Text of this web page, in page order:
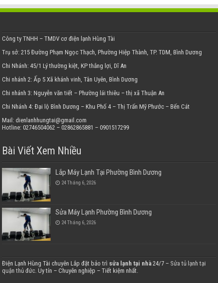
Công ty TNHH – TMDV cơ điện lạnh Hùng Tài
Trụ sở: 215 Đường Phạm Ngọc Thạch, Phường Hiệp Thành, TP. TDM, Bình Dương
Chi Nhánh: 45/1 Lý thường kiệt, KP thắng lợi, Dĩ An
Chi nhánh 2: Ấp 5 Xã khánh vinh, Tân Uyên, Bình Dương
Chi nhánh 3: Nguyễn văn tiết – Phường lái thiêu – thị xã Thuận An
Chi Nhánh 4: Đại lộ Bình Dương – Khu Phố 4 – Thị Trấn Mỹ Phước – Bến Cát
Mail: dienlanhhungtai@gmail.com
Hotline: 02746504062 – 02862865881 – 0901517299
Bài Viết Xem Nhiều
Lắp Máy Lạnh Tại Phường Bình Dương
24 Tháng 6, 2026
Sửa Máy Lạnh Phường Bình Dương
24 Tháng 6, 2026
Điện Lạnh Hùng Tài chuyên Lắp đặt bảo trì sửa lạnh tại nhà 24/7 – Sửa tủ lạnh tại
quận thủ đức . Uy tín – Chuyên nghiệp – Tiết kiệm nhất.